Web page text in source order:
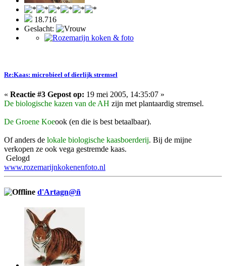
18.716
Geslacht:
Re:Kaas: microbieel of dierlijk stremsel
« Reactie #3 Gepost op: 19 mei 2005, 14:35:07 »
De biologische kazen van de AH zijn met plantaardig stremsel.
De Groene Koeook (en die is best betaalbaar).
Of anders de lokale biologische kaasboerderij. Bij de mijne
verkopen ze ook vega gestremde kaas.
Gelogd
www.rozemarijnkokenenfoto.nl
d'Artagn@ñ